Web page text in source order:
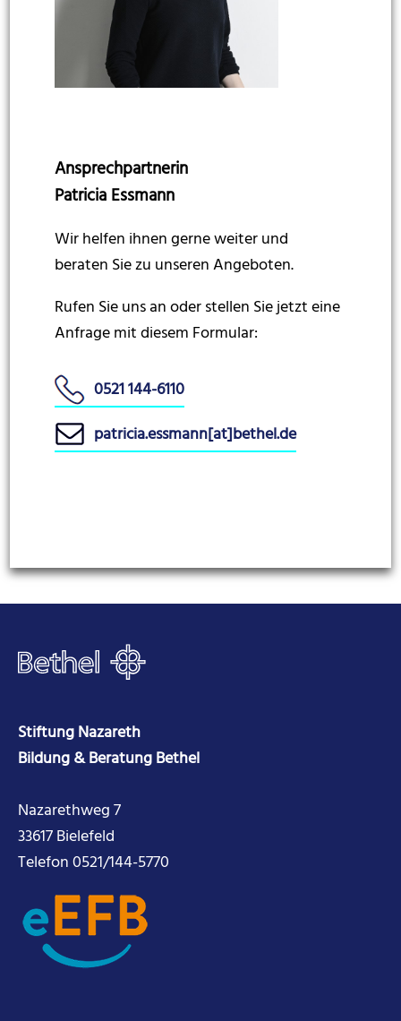
Ansprechpartnerin
Patricia Essmann
Wir helfen ihnen gerne weiter und
beraten Sie zu unseren Angeboten.
Rufen Sie uns an oder stellen Sie jetzt eine
Anfrage mit diesem Formular:
0521 144-6110
patricia.essmann[at]bethel.de
Stiftung Nazareth
Bildung & Beratung Bethel
Nazarethweg 7
33617 Bielefeld
Telefon 0521/144-5770